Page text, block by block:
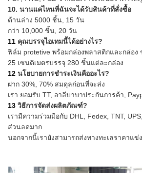
10. นานแค่ไหนที่ฉันจะได้รับสินค้าที่สั่งซื้อ
ด้านล่าง 5000 ชิ้น, 15 วัน
กว่า 10,000 ชิ้น, 20 วัน
11 คุณบรรจุไอเทมนี้ได้อย่างไร?
ฟิล์ม protetive พร้อมกล่องพลาสติกและกล่อง
25 เซนติเมตรบรรจุ 280 ชิ้นแต่ละกล่อง
12 นโยบายการชำระเงินคืออะไร?
ฝาก 30%, 70% สมดุลก่อนที่จะส่ง
เรา ยอมรับ TT, อาลีบาบาประกันการค้า,
13 วิธีการจัดส่งผลิตภัณฑ์?
เรามีความร่วมมือกับ DHL, Fedex, TNT,
ส่วนลดมาก
นอกจากนี้เรายังสามารถส่งทางทะเลราคาแข่